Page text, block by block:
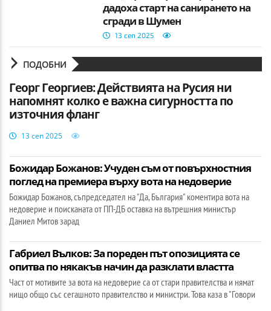
дадоха старт на санирането на
сгради в Шумен
13 сеп 2025
ПОДОБНИ
Георг Георгиев: Действията на Русия ни
напомнят колко е важна сигурността по
източния фланг
13 сеп 2025
Божидар Божанов: Учуден съм от повърхностния
поглед на премиера върху вота на недоверие
Божидар Божанов, съпредседател на "Да, България" коментира вота на
недоверие и поисканата от ПП-ДБ оставка на вътрешния министър
Даниел Митов зарад
Габриел Вълков: За пореден път опозицията се
опитва по някакъв начин да разклати властта
Част от мотивите за вота на недоверие са от стари правителства и нямат
нищо общо със сегашното правителство и министри. Това каза в "Говори